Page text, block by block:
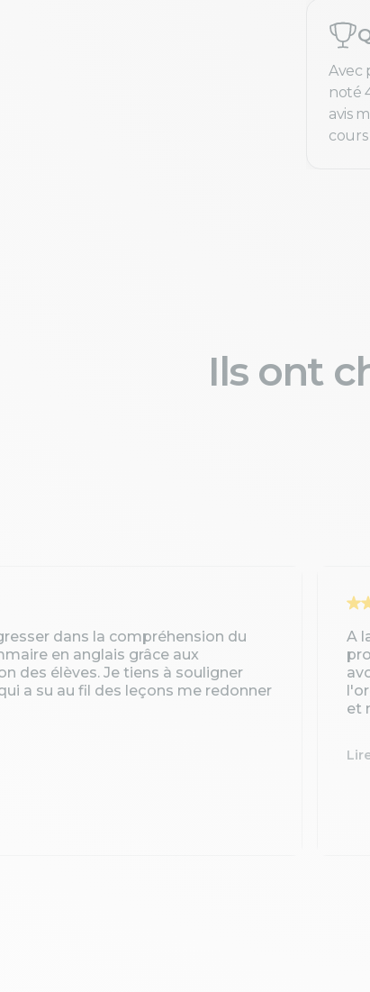
Avec
noté
avis
Ils ont
dans la compréhension du
en anglais grâce aux
des élèves. Je tiens à souligner
a su au fil des leçons me redonner
A
et